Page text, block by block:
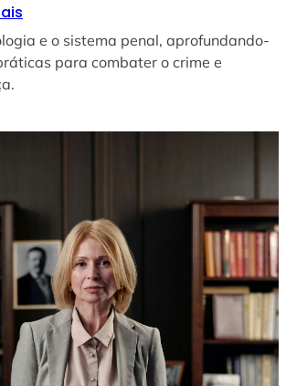
e o sistema penal, aprofundando-
para combater o crime e